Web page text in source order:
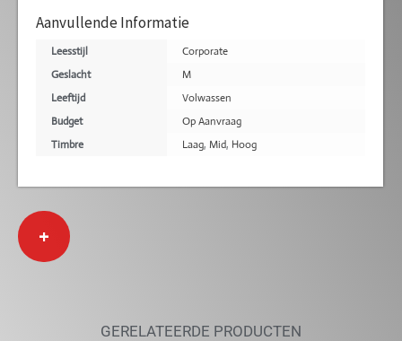
Aanvullende Informatie
Leesstijl
Corporate
Geslacht
M
Leeftijd
Volwassen
Budget
Op Aanvraag
Timbre
Laag, Mid, Hoog
+
GERELATEERDE PRODUCTEN